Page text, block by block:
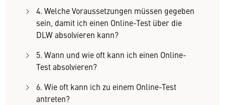
4. Welche Voraussetzungen müssen gegeben
sein, damit ich einen Online-Test über die
DLW absolvieren kann?
5. Wann und wie oft kann ich einen Online-
Test absolvieren?
6. Wie oft kann ich zu einem Online-Test
antreten?